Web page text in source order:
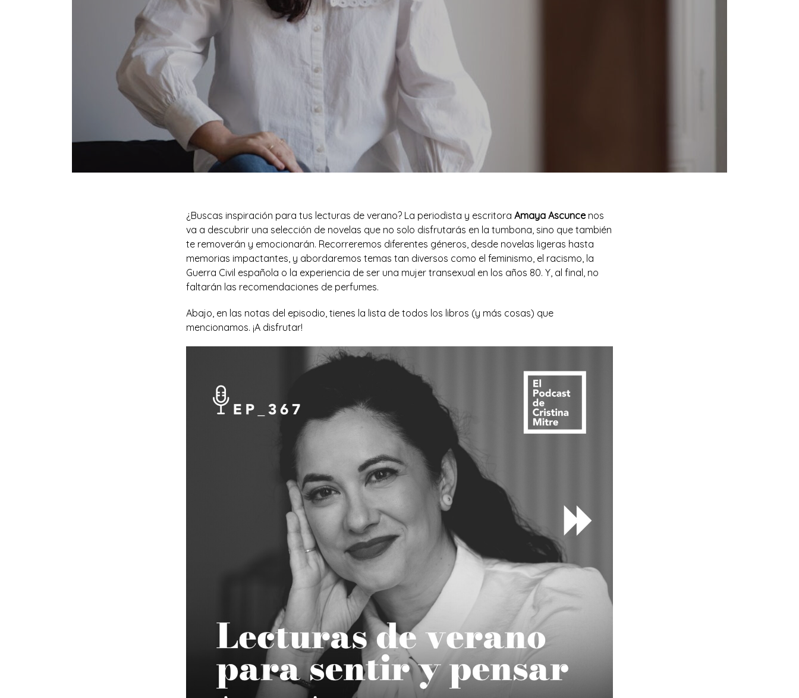
¿Buscas inspiración para tus lecturas de verano? La periodista y escritora Amaya Ascuncenos
va a descubrir una selección de novelas que no solo disfrutarás en la tumbona, sino que también
te removerán y emocionarán. Recorreremos diferentes géneros, desde novelas ligeras hasta
memorias impactantes, y abordaremos temas tan diversos como el feminismo, el racismo, la
Guerra Civil española o la experiencia de ser una mujer transexual en los años 80. Y, al final, no
faltarán las recomendaciones de perfumes.
Abajo, en las notas del episodio, tienes la lista de todos los libros (y más cosas) que
mencionamos. ¡A disfrutar!